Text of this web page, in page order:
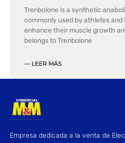
Trenbolone is a synthetic
commonly used by athletes and
enhance their muscle growth
belongs to Trenbolone
— LEER MÁS
Empresa dedicada a la venta de